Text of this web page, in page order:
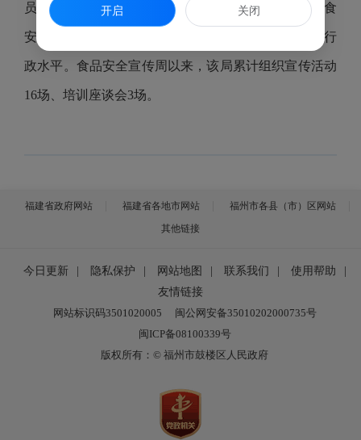
员开展业务培训，学习并熟练运用“一品一码”“智慧食
安”等监管平台，提升执法人员综合监管能力和依法行
政水平。食品安全宣传周以来，该局累计组织宣传活动
16场、培训座谈会3场。
福建省政府网站 福建省各地市网站
福州市各县（市）区网站
其他链接
今日更新 隐私保护 网站地图 联系我们 使用帮助
友情链接
网站标识码3501020005
闽公网安备35010202000735号
闽ICP备08100339号
版权所有：© 福州市鼓楼区人民政府
开启 关闭